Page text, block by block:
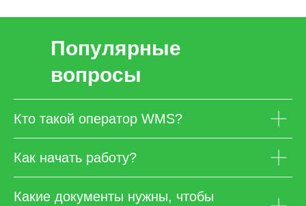
Популярные
вопросы
Кто такой оператор WMS?
Как начать работу?
Какие документы нужны, чтобы